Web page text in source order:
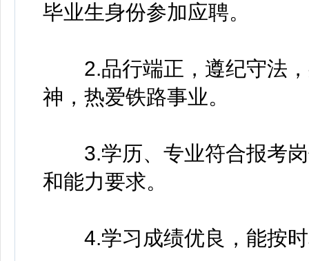
毕业生身份参加应聘。
2.品行端正，遵纪守法，
神，热爱铁路事业。
3.学历、专业符合报考岗
和能力要求。
4.学习成绩优良，能按时